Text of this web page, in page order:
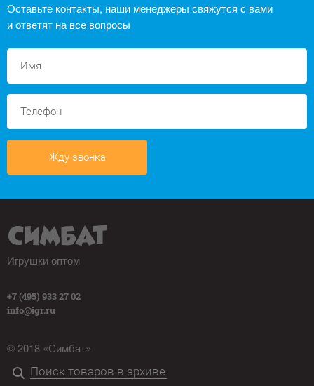
Оставьте контакты, наши менеджеры свяжутся с вами
и ответят на все вопросы
Жду звонка
Игрушки оптом
+7 (495) 933 27 02
info@igr.ru
© 2018 «Симбат»